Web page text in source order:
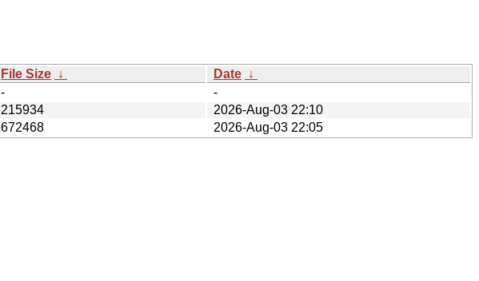
File Size ↓ Date ↓
-
-
215934
2026-Aug-03 22:10
672468 2026-Aug-03 22:05